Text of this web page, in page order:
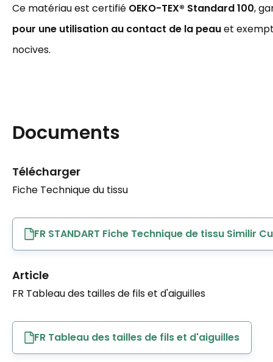
Ce matériau est certifié OEKO-TEX® Standard 100,
pour une utilisation au contact de la peauet
nocives.
Documents
Télécharger
Fiche Technique du tissu
FR STANDART Fiche Technique de tissu Similir
Article
FR Tableau des tailles de fils et d'aiguilles
FR Tableau des tailles de fils et d'aiguilles